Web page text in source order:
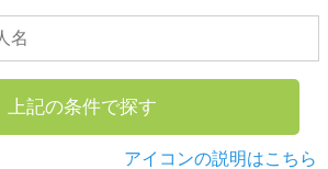
上記の条件で探す
アイコンの説明はこちら